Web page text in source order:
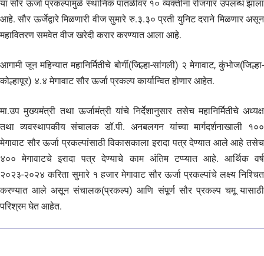
या सौर ऊर्जा प्रकल्पांमुळे स्थानिक पातळीवर १० व्यक्तींना रोजगार उपलब्ध झाला
आहे. सौर ऊर्जेद्वारे मिळणारी वीज सुमारे रु.३.३० प्रती युनिट दराने मिळणार असून
महावितरण समवेत वीज खरेदी करार करण्यात आला आहे.
आगामी जून महिन्यात महानिर्मितीचे बोर्गी(जिल्हा-सांगली) २ मेगावाट, कुंभोज(जिल्हा-
कोल्हापूर) ४.४ मेगावाट सौर ऊर्जा प्रकल्प कार्यान्वित होणार आहेत.
मा.उप मुख्यमंत्री तथा ऊर्जामंत्री यांचे निर्देशानुसार तसेच महानिर्मितीचे अध्यक्ष
तथा व्यवस्थापकीय संचालक डॉ.पी. अनबलगन यांच्या मार्गदर्शनाखाली १००
मेगावाट सौर ऊर्जा प्रकल्पांसाठी विकासकाला इरादा पत्र देण्यात आले आहे तसेच
४०० मेगावाटचे इरादा पत्र देण्याचे काम अंतिम टप्प्यात आहे. आर्थिक वर्ष
२०२३-२०२४ करिता सुमारे १ हजार मेगावाट सौर ऊर्जा प्रकल्पांचे लक्ष्य निश्चित
करण्यात आले असून संचालक(प्रकल्प) आणि संपूर्ण सौर प्रकल्प चमू यासाठी
परिश्रम घेत आहेत.